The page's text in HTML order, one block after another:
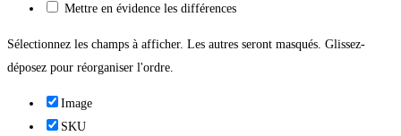
Mettre en évidence les différences
Sélectionnez les champs à afficher. Les autres seront masqués. Glissez-
déposez pour réorganiser l'ordre.
Image
SKU